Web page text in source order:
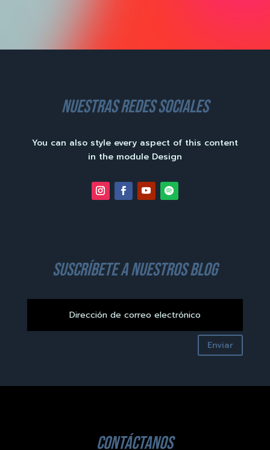
nuestras redes sociales
You can also style every aspect of this content
in the module Design
suscríbete a nuestros blog
Enviar
contáctanos